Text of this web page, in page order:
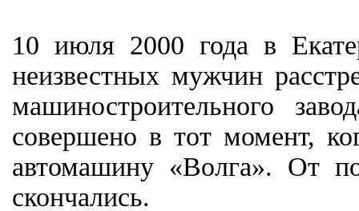
10 июля 2000 года в
неизвестных мужчин
машиностроительного
совершено в тот момент,
автомашину «Волга». От
скончались.